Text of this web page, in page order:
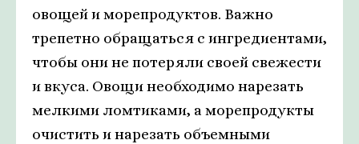
овощей и морепродуктов. Важно
трепетно обращаться с ингредиентами,
чтобы они не потеряли своей свежести
и вкуса. Овощи необходимо нарезать
мелкими ломтиками, а морепродукты
очистить и нарезать объемными